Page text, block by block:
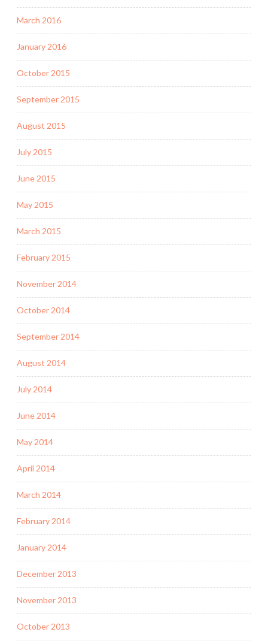
March 2016
January 2016
October 2015
September 2015
August 2015
July 2015
June 2015
May 2015
March 2015
February 2015
November 2014
October 2014
September 2014
August 2014
July 2014
June 2014
May 2014
April 2014
March 2014
February 2014
January 2014
December 2013
November 2013
October 2013